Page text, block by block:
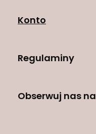
Konto
Regulaminy
Obserwuj nas na